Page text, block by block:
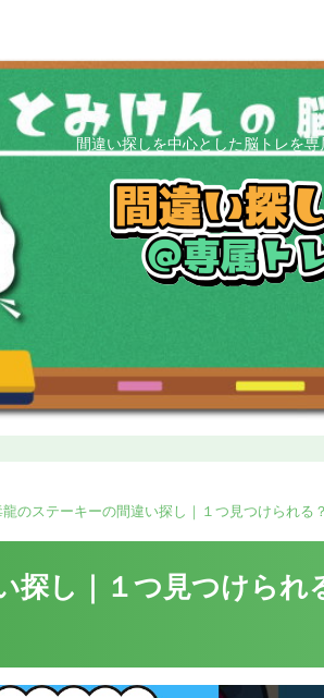
間違い探しを中心とした脳トレを
龍のステーキーの間違い探し｜１つ見つけられる
探し｜１つ見つけられ